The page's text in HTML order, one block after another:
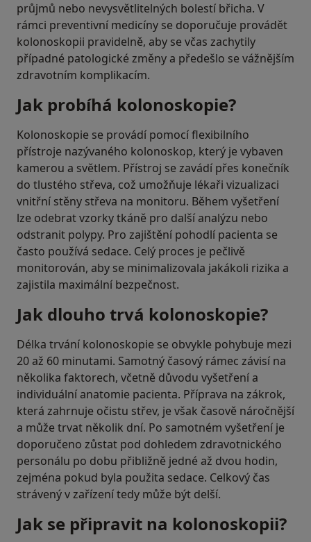
průjmů nebo nevysvětlitelných bolestí břicha. V
rámci preventivní medicíny se doporučuje provádět
kolonoskopii pravidelně, aby se včas zachytily
případné patologické změny a předešlo se vážnějším
zdravotním komplikacím.
Jak probíhá kolonoskopie?
Kolonoskopie se provádí pomocí flexibilního
přístroje nazývaného kolonoskop, který je vybaven
kamerou a světlem. Přístroj se zavádí přes konečník
do tlustého střeva, což umožňuje lékaři vizualizaci
vnitřní stěny střeva na monitoru. Během vyšetření
lze odebrat vzorky tkáně pro další analýzu nebo
odstranit polypy. Pro zajištění pohodlí pacienta se
často používá sedace. Celý proces je pečlivě
monitorován, aby se minimalizovala jakákoli rizika a
zajistila maximální bezpečnost.
Jak dlouho trvá kolonoskopie?
Délka trvání kolonoskopie se obvykle pohybuje mezi
20 až 60 minutami. Samotný časový rámec závisí na
několika faktorech, včetně důvodu vyšetření a
individuální anatomie pacienta. Příprava na zákrok,
která zahrnuje očistu střev, je však časově náročnější
a může trvat několik dní. Po samotném vyšetření je
doporučeno zůstat pod dohledem zdravotnického
personálu po dobu přibližně jedné až dvou hodin,
zejména pokud byla použita sedace. Celkový čas
strávený v zařízení tedy může být delší.
Jak se připravit na kolonoskopii?